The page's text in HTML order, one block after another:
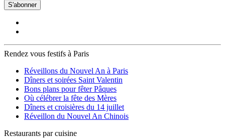
S'abonner
Rendez vous festifs à Paris
Réveillons du Nouvel An à Paris
Dîners et soirées Saint Valentin
Bons plans pour fêter Pâques
Où célébrer la fête des Mères
Dîners et croisières du 14 juillet
Réveillon du Nouvel An Chinois
Restaurants par cuisine